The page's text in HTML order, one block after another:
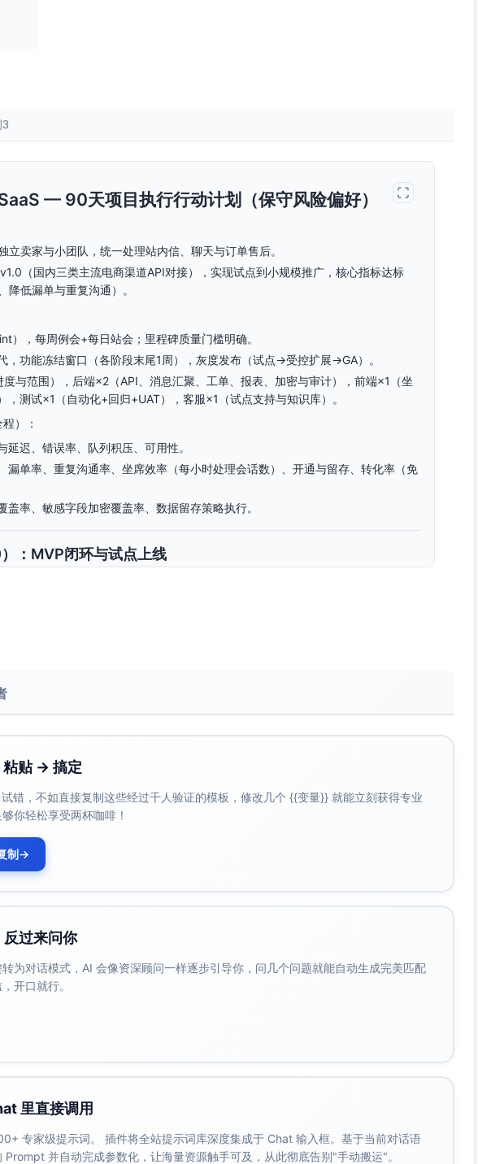
3
— 90天项目执行行动计划（保守风险偏好）
卖家与小团队，统一处理站内信、聊天与订单售后。
（国内三类主流电商渠道API对接），实现试点到小规模推广，核心指标达标
降低漏单与重复沟通）。
），每周例会+每日站会；里程碑质量门槛明确。
，功能冻结窗口（各阶段末尾1周），灰度发布（试点→受控扩展→GA）。
与范围），后端×2（API、消息汇聚、工单、报表、加密与审计），前端×1（坐
，测试×1（自动化+回归+UAT），客服×1（试点支持与知识库）。
）：
延迟、错误率、队列积压、可用性。
漏单率、重复沟通率、坐席效率（每小时处理会话数）、开通与留存、转化率（免
盖率、敏感字段加密覆盖率、数据留存策略执行。
：MVP闭环与试点上线
会话、快捷回复、订单联动、智能分配、售后工单）可用
开通（不强制收费流程）
基线搭建（Web+云服务、消息队列、数据库、日志与监控、加密库集成、角色/权
API接入v0.9（读取站内信/聊天+发送回复、订单状态读取、Webhook/轮询机制
台v0.9（会话聚合、快捷回复模板v1、智能分配v0.9、售后工单v0.9）
上线30家（灰度：先10家→30家），UAT完成，合规审计最小可用版通过
配器、消息标准化模型、去重与线程归并策略、订单联动（按订单号/用户ID映
询+优先级）、工单生命周期（新建→处理中→已解决→关闭）、基础报表（响应
状态）。
收件箱、搜索、快速回复、订单侧栏）、管理后台（队列与分配、模板管理、用
语言与简化上手流程。
、端到端流（消息→坐席→回复→订单变更→工单关闭）、性能基线（并发坐席
100）、数据加密与访问审计用例。
出成功率、延迟P50/P95、错误码分布、入队/出队积压、服务可用性。
核心功能）、里程碑质量门槛设定与验收；每日风险复盘与缺陷优先级划分。
版默认开放；专业版开通入口与权限位检查（先免试不收款，计费流程至阶段
贴 → 搞定
错，不如直接复制这些经过千人验证的模板，修改几个 {{变量}} 就能立刻获得专业
你轻松享受两杯咖啡！
制→
过来问你
为对话模式，AI 会像资深顾问一样逐步引导你，问几个问题就能自动生成完美匹配
开口就行。
里直接调用
专家级提示词。 插件将全站提示词库深度集成于 Chat 输入框。基于当前对话语
并自动完成参数化，让海量资源触手可及，从此彻底告别"手动搬运"。